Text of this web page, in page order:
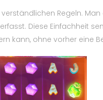
Regeln.
Diese Einfachheit
kann, ohne vorher eine